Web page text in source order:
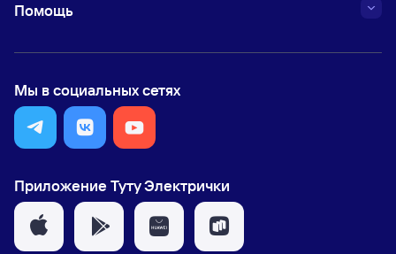
Помощь
Мы в социальных сетях
Приложение Туту Электрички